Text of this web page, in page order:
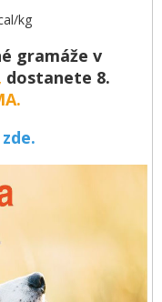
kg
gramáže v
dostanete 8.
zde.